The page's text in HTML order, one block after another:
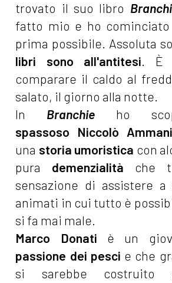
trovato il suo libro
fatto mio e ho
prima possibile. Assoluta
libri sono all'antitesi. È
comparare il caldo al
salato, il giorno alla notte.
In Branchieho
spassoso Niccolò
una storia umoristica con
pura demenzialità che
sensazione di assistere
animati in cui tutto è
si fa mai male.
Marco Donati è un
passione dei pesci e che
si sarebbe costruito